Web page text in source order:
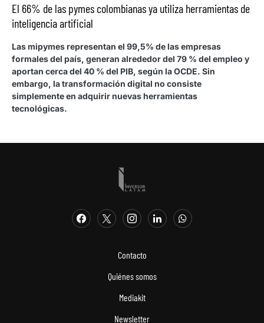
El 66% de las pymes colombianas ya utiliza herramientas de
inteligencia artificial
Las mipymes representan el 99,5% de las empresas
formales del país, generan alrededor del 79 % del empleo y
aportan cerca del 40 % del PIB, según la OCDE. Sin
embargo, la transformación digital no consiste
simplemente en adquirir nuevas herramientas
tecnológicas.
Contacto
Quiénes somos
Mediakit
Newsletter